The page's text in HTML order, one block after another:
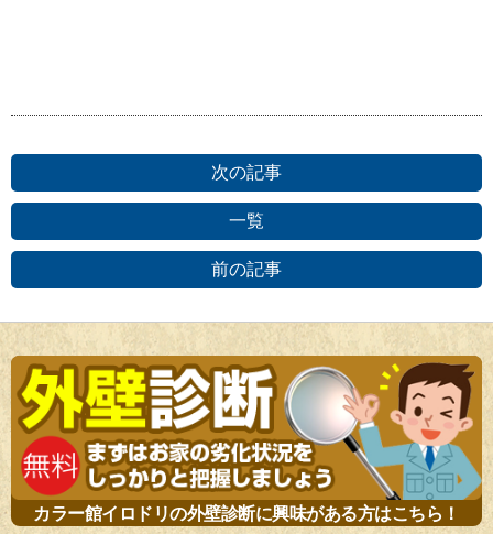
次の記事
一覧
前の記事
カラー館イロドリの外壁診断に興味がある方はこちら！